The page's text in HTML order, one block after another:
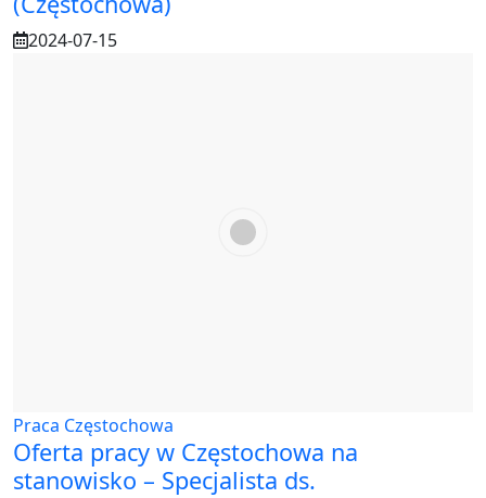
2024-07-15
Praca Częstochowa
Oferta pracy w Częstochowa na
stanowisko – Specjalista ds.